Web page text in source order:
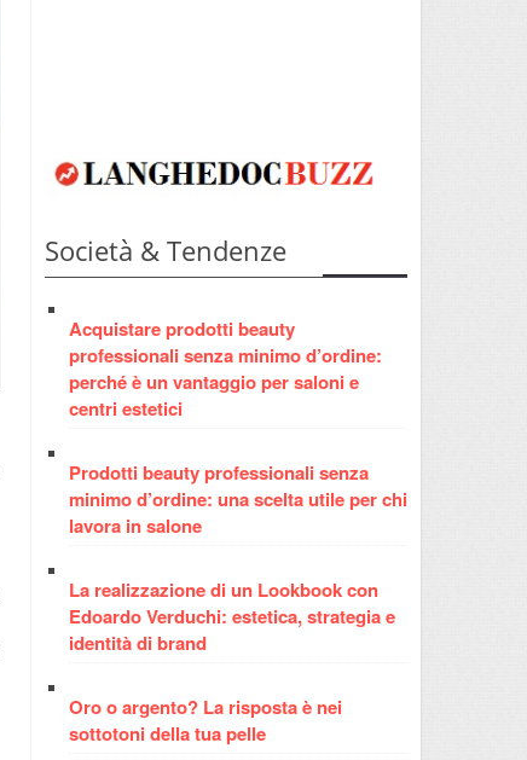
Società & Tendenze
Acquistare prodotti beauty
professionali senza minimo d’ordine:
perché è un vantaggio per saloni e
centri estetici
Prodotti beauty professionali senza
minimo d’ordine: una scelta utile per chi
lavora in salone
La realizzazione di un Lookbook con
Edoardo Verduchi: estetica, strategia e
identità di brand
Oro o argento? La risposta è nei
sottotoni della tua pelle